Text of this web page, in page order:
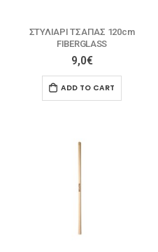
ΣΤΥΛΙΑΡΙ ΤΣΑΠΑΣ 120cm
FIBERGLASS
9,0€
ADD TO CART